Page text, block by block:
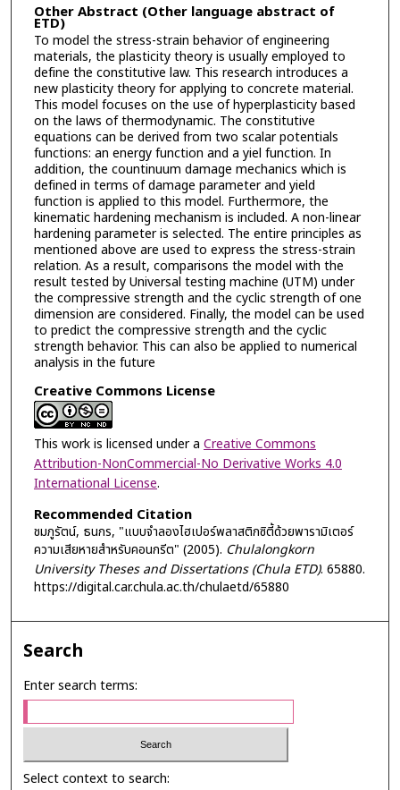
Other Abstract (Other language abstract of
ETD)
To model the stress-strain behavior of engineering
materials, the plasticity theory is usually employed to
define the constitutive law. This research introduces a
new plasticity theory for applying to concrete material.
This model focuses on the use of hyperplasticity based
on the laws of thermodynamic. The constitutive
equations can be derived from two scalar potentials
functions: an energy function and a yiel function. In
addition, the countinuum damage mechanics which is
defined in terms of damage parameter and yield
function is applied to this model. Furthermore, the
kinematic hardening mechanism is included. A non-linear
hardening parameter is selected. The entire principles as
mentioned above are used to express the stress-strain
relation. As a result, comparisons the model with the
result tested by Universal testing machine (UTM) under
the compressive strength and the cyclic strength of one
dimension are considered. Finally, the model can be used
to predict the compressive strength and the cyclic
strength behavior. This can also be applied to numerical
analysis in the future
Creative Commons License
This work is licensed under a Creative Commons
Attribution-NonCommercial-No Derivative Works 4.0
International License.
Recommended Citation
ชมภูรัตน์, ธนกร, "แบบจำลองไฮเปอร์พลาสติกซิตี้ด้วยพารามิเตอร์
ความเสียหายสำหรับคอนกรีต" (2005). Chulalongkorn
University Theses and Dissertations (Chula ETD). 65880.
https://digital.car.chula.ac.th/chulaetd/65880
Search
Enter search terms:
Select context to search: